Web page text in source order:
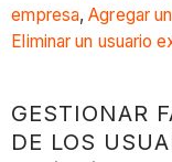
empresa,Agregar
Eliminar un usuario
GESTIONAR
DE LOS